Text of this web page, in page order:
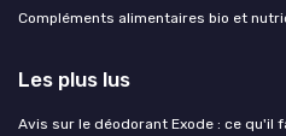
Compléments alimentaires bio et
Les plus lus
Avis sur le déodorant Exode : ce qu'il